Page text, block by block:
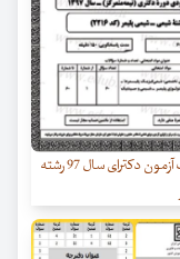
سئوالات آزمون دکترای سال 97 رشته